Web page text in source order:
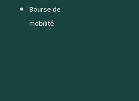
Bourse de
mobilité